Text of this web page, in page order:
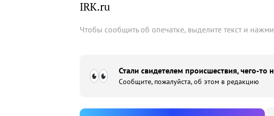
IRK.ru
Чтобы сообщить об опечатке, выделите текст и
Стали свидетелем происшествия, чего-то
Сообщите, пожалуйста, об этом в редакцию